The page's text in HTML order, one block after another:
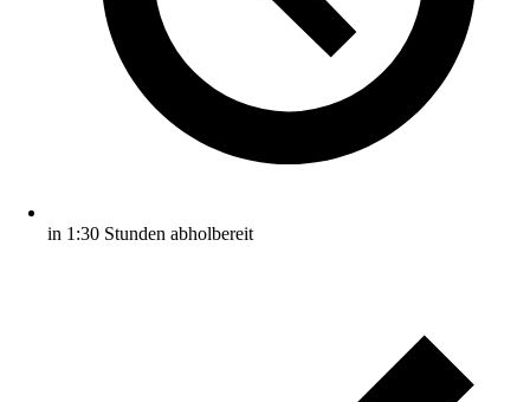
in 1:30 Stunden abholbereit